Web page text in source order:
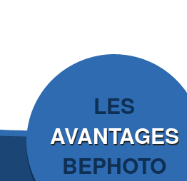
LES
AVANTAGES
BEPHOTO